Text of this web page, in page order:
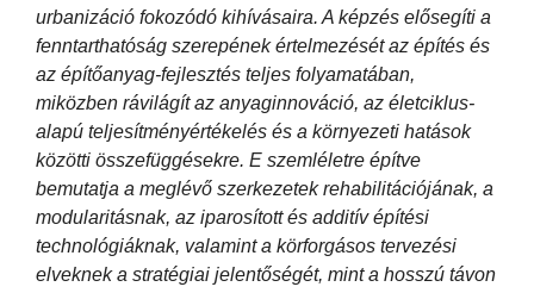
urbanizáció fokozódó kihívásaira. A képzés elősegíti a
fenntarthatóság szerepének értelmezését az építés és
az építőanyag-fejlesztés teljes folyamatában,
miközben rávilágít az anyaginnováció, az életciklus-
alapú teljesítményértékelés és a környezeti hatások
közötti összefüggésekre. E szemléletre építve
bemutatja a meglévő szerkezetek rehabilitációjának, a
modularitásnak, az iparosított és additív építési
technológiáknak, valamint a körforgásos tervezési
elveknek a stratégiai jelentőségét, mint a hosszú távon